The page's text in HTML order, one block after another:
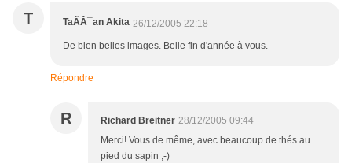
T TaÃÂ¯an Akita 26/12/2005 22:18
De bien belles images. Belle fin d'année à vous.
Répondre
R Richard Breitner 28/12/2005 09:44
Merci! Vous de même, avec beaucoup de thés au
pied du sapin ;-)